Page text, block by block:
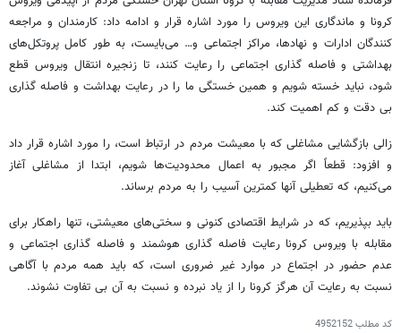
کرونا و ماندگاری این ویروس را مورد اشاره قرار و ادامه داد: کارمندان و مراجعه
کنندگان ادارات و نهادها، مراکز اجتماعی و… می‌بایست، به طور کامل پروتکل‌های
بهداشتی و فاصله گذاری اجتماعی را رعایت کنند، تا زنجیره انتقال ویروس قطع
شود، نباید خسته شویم و همین خستگی ما را در رعایت بهداشت و فاصله گذاری
بی دقت و کم اهمیت کند.
زالی بازگشایی مشاغلی که با معیشت مردم در ارتباط است، را مورد اشاره قرار داد
و افزود: قطعاً اگر مجبور به اعمال محدودیت‌ها شویم، ابتدا از مشاغلی آغاز
می‌کنیم، که تعطیلی آنها کمترین آسیب را به مردم برساند.
باید بپذیریم، که در شرایط اقتصادی کنونی و سختی‌های معیشتی، تنها راهکار برای
مقابله با ویروس کرونا رعایت فاصله گذاری هوشمند و فاصله گذاری اجتماعی و
عدم حضور در اجتماع در موارد غیر ضروری است، که باید همه مردم با آگاهی
نسبت به رعایت آن هرگز کرونا را از یاد نبرده و نسبت به آن بی تفاوت نشوند.
کد مطلب4952152